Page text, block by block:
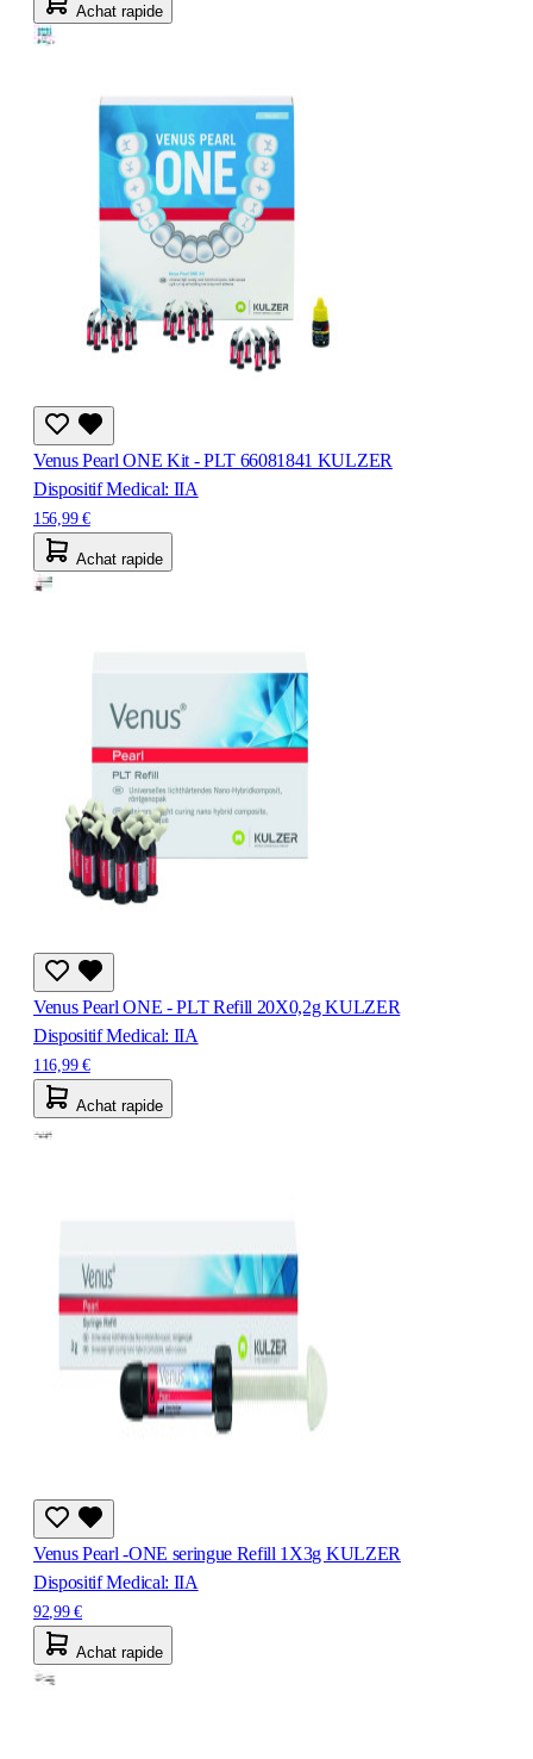
Achat rapide
Venus Pearl ONE Kit - PLT 66081841 KULZER
Dispositif Medical: IIA
156,99 €
Achat rapide
Venus Pearl ONE - PLT Refill 20X0,2g KULZER
Dispositif Medical: IIA
116,99 €
Achat rapide
Venus Pearl -ONE seringue Refill 1X3g KULZER
Dispositif Medical: IIA
92,99 €
Achat rapide